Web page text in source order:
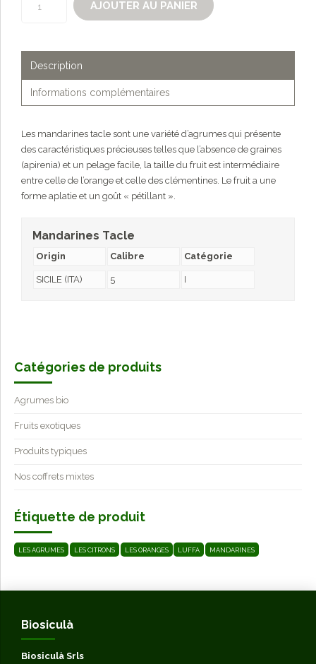
AJOUTER AU PANIER
Description
Informations complémentaires
Les mandarines tacle sont une variété d’agrumes qui présente
des caractéristiques précieuses telles que l’absence de graines
(apirenia) et un pelage facile, la taille du fruit est intermédiaire
entre celle de l’orange et celle des clémentines. Le fruit a une
forme aplatie et un goût « pétillant ».
Mandarines Tacle
Origin Calibre Catégorie
SICILE (ITA) 5 I
Catégories de produits
Agrumes bio
Fruits exotiques
Produits typiques
Nos coffrets mixtes
Étiquette de produit
LES AGRUMES LES CITRONS LES ORANGES LUFFA MANDARINES
Biosiculà
Biosiculà Srls